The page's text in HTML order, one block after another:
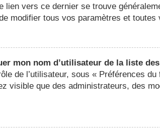
lien vers ce dernier se trouve
modifier tous vos paramètres et toutes
mon nom d’utilisateur de la liste
de l’utilisateur, sous « Préférences
visible que des administrateurs, des